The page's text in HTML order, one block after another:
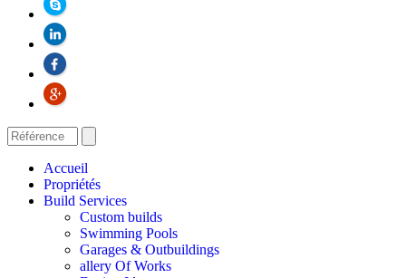
Accueil
Propriétés
Build Services
Custom builds
Swimming Pools
Garages & Outbuildings
allery Of Works